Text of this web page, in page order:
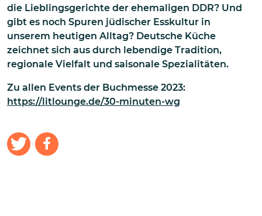
die Lieblingsgerichte der ehemaligen DDR? Und
gibt es noch Spuren jüdischer Esskultur in
unserem heutigen Alltag? Deutsche Küche
zeichnet sich aus durch lebendige Tradition,
regionale Vielfalt und saisonale Spezialitäten.
Zu allen Events der Buchmesse 2023:
https://litlounge.de/30-minuten-wg